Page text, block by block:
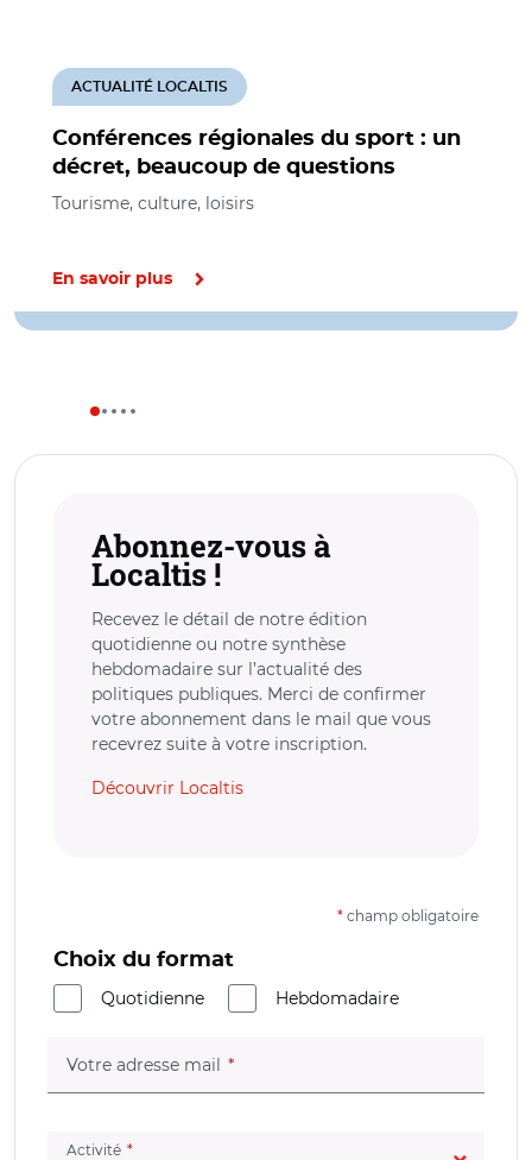
Conférences régionales du sport : un
décret, beaucoup de questions
ACTUALITÉ LOCALTIS
Tourisme, culture, loisirs
En savoir plus
Abonnez-vous à
Localtis !
Recevez le détail de notre édition
quotidienne ou notre synthèse
hebdomadaire sur l’actualité des
politiques publiques. Merci de confirmer
votre abonnement dans le mail que vous
recevrez suite à votre inscription.
Découvrir Localtis
* champ obligatoire
Choix du format
Quotidienne
Hebdomadaire
Votre adresse mail (champ obligatoire)
Activité (champ obligatoire)